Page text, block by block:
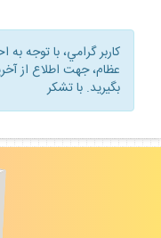
كاربر گرامي، با توجه
عظام، جهت اطلاع از
بگيريد. با تشكر